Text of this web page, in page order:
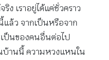
ง เราอยู่ได้แค่ชั่วคราว
แล้ว จากเป็นหรือจาก
ป็นของคนอื่นต่อไป
บ้านนี้ ความหวงแหนใน